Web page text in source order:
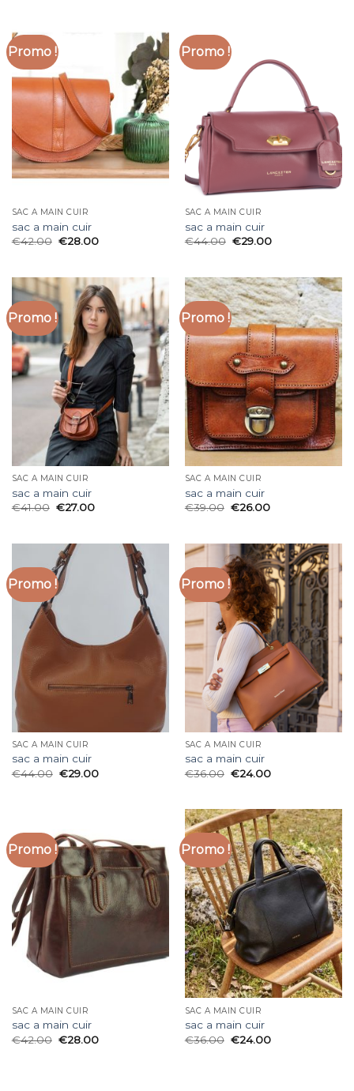
Promo !
SAC A MAIN CUIR
sac a main cuir
€42.00 €28.00
Promo !
SAC A MAIN CUIR
sac a main cuir
€44.00 €29.00
Promo !
SAC A MAIN CUIR
sac a main cuir
€41.00 €27.00
Promo !
SAC A MAIN CUIR
sac a main cuir
€39.00 €26.00
Promo !
SAC A MAIN CUIR
sac a main cuir
€44.00 €29.00
Promo !
SAC A MAIN CUIR
sac a main cuir
€36.00 €24.00
Promo !
SAC A MAIN CUIR
sac a main cuir
€42.00 €28.00
Promo !
SAC A MAIN CUIR
sac a main cuir
€36.00 €24.00